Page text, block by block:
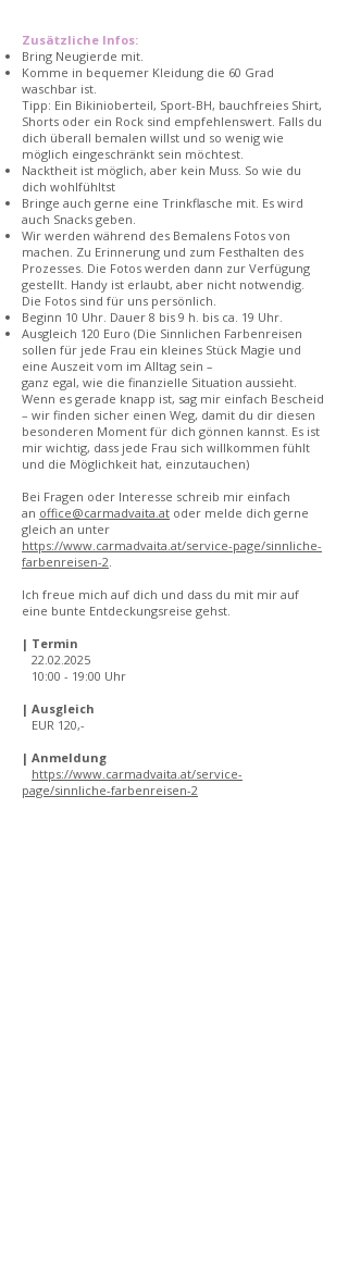
Zusätzliche Infos:
Bring Neugierde mit.
Komme in bequemer Kleidung die 60 Grad
waschbar ist.
Tipp: Ein Bikinioberteil, Sport-BH, bauchfreies Shirt,
Shorts oder ein Rock sind empfehlenswert. Falls du
dich überall bemalen willst und so wenig wie
möglich eingeschränkt sein möchtest.
Nacktheit ist möglich, aber kein Muss. So wie du
dich wohlfühltst
Bringe auch gerne eine Trinkflasche mit. Es wird
auch Snacks geben.
Wir werden während des Bemalens Fotos von
machen. Zu Erinnerung und zum Festhalten des
Prozesses. Die Fotos werden dann zur Verfügung
gestellt. Handy ist erlaubt, aber nicht notwendig.
Die Fotos sind für uns persönlich.
Beginn 10 Uhr. Dauer 8 bis 9 h. bis ca. 19 Uhr.
Ausgleich 120 Euro (Die Sinnlichen Farbenreisen
sollen für jede Frau ein kleines Stück Magie und
eine Auszeit vom im Alltag sein –
ganz egal, wie die finanzielle Situation aussieht.
Wenn es gerade knapp ist, sag mir einfach Bescheid
– wir finden sicher einen Weg, damit du dir diesen
besonderen Moment für dich gönnen kannst. Es ist
mir wichtig, dass jede Frau sich willkommen fühlt
und die Möglichkeit hat, einzutauchen)
Bei Fragen oder Interesse schreib mir einfach
an office@carmadvaita.at oder melde dich gerne
gleich an unter
https://www.carmadvaita.at/service-page/sinnliche-
farbenreisen-2.
Ich freue mich auf dich und dass du mit mir auf
eine bunte Entdeckungsreise gehst.
| Termin
22.02.2025
10:00 - 19:00 Uhr
| Ausgleich
EUR 120,-
| Anmeldung
https://www.carmadvaita.at/service-
page/sinnliche-farbenreisen-2